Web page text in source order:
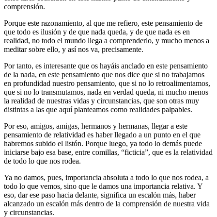
comprensión.
Porque este razonamiento, al que me refiero, este pensamiento de
que todo es ilusión y de que nada queda, y de que nada es en
realidad, no todo el mundo llega a comprenderlo, y mucho menos a
meditar sobre ello, y así nos va, precisamente.
Por tanto, es interesante que os hayáis anclado en este pensamiento
de la nada, en este pensamiento que nos dice que si no trabajamos
en profundidad nuestro pensamiento, que si no lo retroalimentamos,
que si no lo transmutamos, nada en verdad queda, ni mucho menos
la realidad de nuestras vidas y circunstancias, que son otras muy
distintas a las que aquí planteamos como realidades palpables.
Por eso, amigos, amigas, hermanos y hermanas, llegar a este
pensamiento de relatividad es haber llegado a un punto en el que
habremos subido el listón. Porque luego, ya todo lo demás puede
iniciarse bajo esa base, entre comillas, “ficticia”, que es la relatividad
de todo lo que nos rodea.
Ya no damos, pues, importancia absoluta a todo lo que nos rodea, a
todo lo que vemos, sino que le damos una importancia relativa. Y
eso, dar ese paso hacia delante, significa un escalón más, haber
alcanzado un escalón más dentro de la comprensión de nuestra vida
y circunstancias.